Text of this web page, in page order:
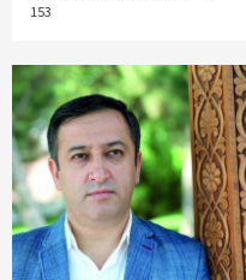
153